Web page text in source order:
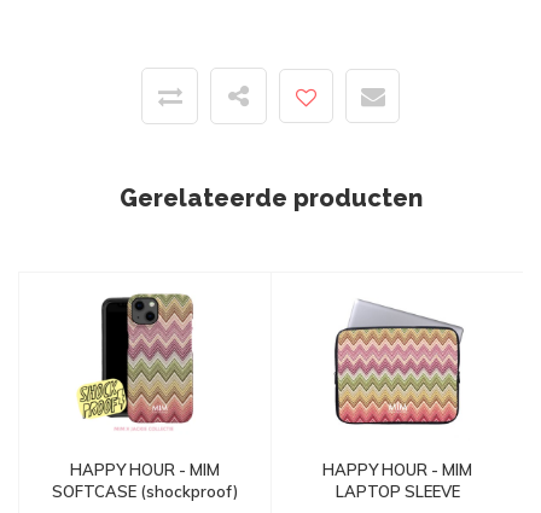
Gerelateerde producten
HAPPY HOUR - MIM
SOFTCASE (shockproof)
HAPPY HOUR - MIM
LAPTOP SLEEVE